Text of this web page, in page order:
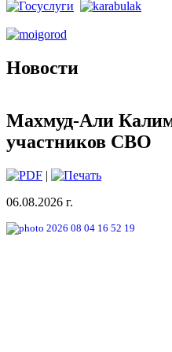
Новости
Махмуд-Али
участников СВО
|
06.08.2026 г.